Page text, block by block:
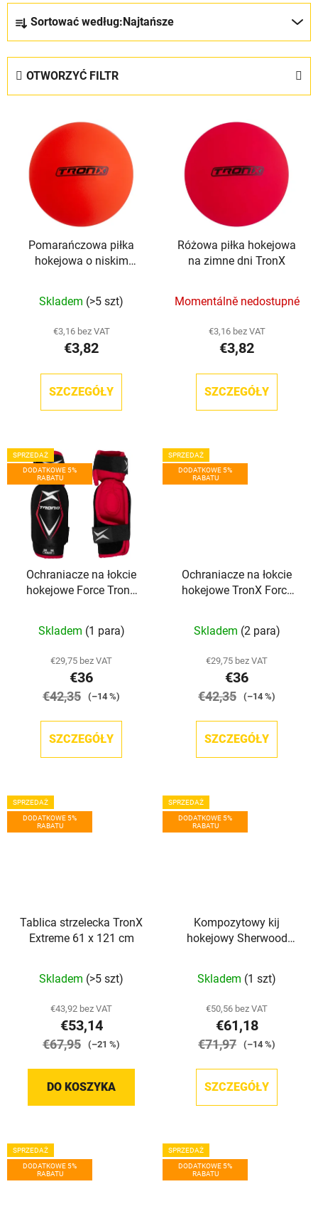
o
Sortować według: Najtańsze
OTWORZYĆ FILTR
Pomarańczowa piłka
hokejowa o niskim
Skladem (>5 szt)
€3,16 bez VAT
€3,82
SZCZEGÓŁY
Różowa piłka hokejowa
na zimne dni TronX
Momentálně nedostupné
€3,16 bez VAT
€3,82
SZCZEGÓŁY
SPRZEDAŻ
DODATKOWE 5%
RABATU
Ochraniacze na łokcie
hokejowe Force TronX
Skladem (1 para)
€29,75 bez VAT
€36
€42,35 (–14 %)
SZCZEGÓŁY
SPRZEDAŻ
DODATKOWE 5%
RABATU
Ochraniacze na łokcie
hokejowe TronX Force
Skladem (2 para)
€29,75 bez VAT
€36
€42,35 (–14 %)
SZCZEGÓŁY
SPRZEDAŻ
DODATKOWE 5%
RABATU
Tablica strzelecka TronX
Extreme 61 x 121 cm
ocena
produktu
wynosi
5,0
5
Skladem (>5 szt)
€43,92 bez VAT
€53,14
€67,95 (–21 %)
DO KOSZYKA
SPRZEDAŻ
DODATKOWE 5%
RABATU
Kompozytowy kij
hokejowy Sherwood
Skladem (1 szt)
€50,56 bez VAT
€61,18
€71,97 (–14 %)
SZCZEGÓŁY
SPRZEDAŻ
DODATKOWE 5%
RABATU
SPRZEDAŻ
DODATKOWE 5%
RABATU